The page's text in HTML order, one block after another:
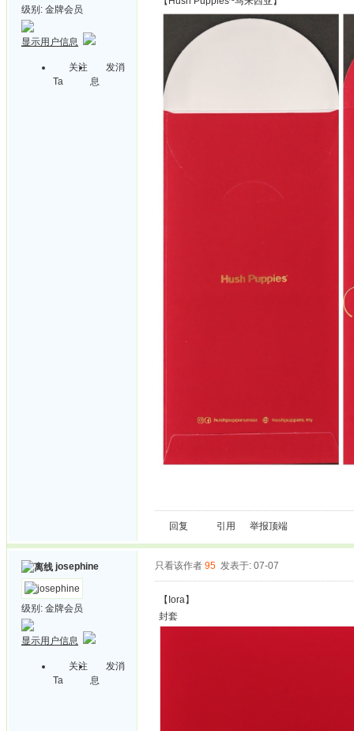
级别: 金牌会员
显示用户信息
关注
Ta
发消
息
回复 引用 举报顶端
josephine
级别: 金牌会员
显示用户信息
关注
Ta
发消
息
只看该作者 95 发表于: 07-07
【Iora】
封套